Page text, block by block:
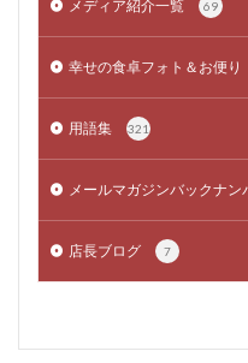
メディア紹介一覧 69
幸せの食卓フォト＆お便り
用語集 321
メールマガジンバックナン
店長ブログ 7